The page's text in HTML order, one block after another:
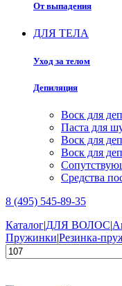
От выпадения
ДЛЯ ТЕЛА
Уход за телом
Депиляция
Воск для
Паста для
Воск для
Воск для
Средства
8 (495) 545-89-35
Каталог|ДЛЯ ВОЛОС|
Пружинки|Резинка-